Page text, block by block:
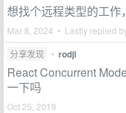
想找个远程类型的工
Mar 8, 2024 • Lastly replied
分享发现 • rodjl
React Concurrent
一下吗
Oct 25, 2019